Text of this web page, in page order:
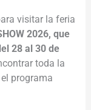
visitar la feria
2026, que
28 al 30 de
toda la
programa